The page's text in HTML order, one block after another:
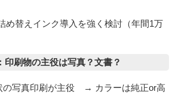
替えインク導入を強く検討（年間1万
印刷物の主役は写真？文書？
の写真印刷が主役 → カラーは純正or高